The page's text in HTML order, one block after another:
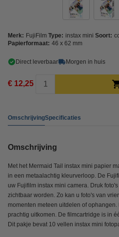
Merk: FujiFilm Type: instax mini Soort:
Papierformaat: 46 x 62 mm
Direct leverbaar Morgen in huis
€ 12,25
OmschrijvingSpecificaties
Omschrijving
Met het Mermaid Tail instax mini papier
in een metaalachtig kleurverloop. De
uw Fujifilm instax mini camera. Druk
zichtbaar worden. Zo kan u foto's van
momenten meteen uitdelen of
prachtig uitkomen. De filmcartridge is in
Dit pakje bevat 10 vellen instax mini